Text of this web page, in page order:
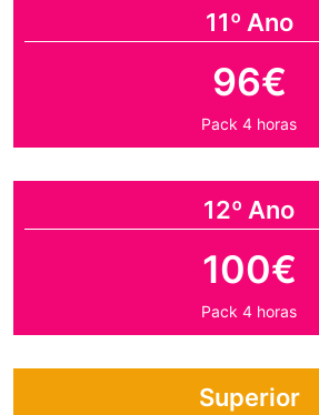
11º Ano
96€
Pack 4 horas
12º Ano
100€
Pack 4 horas
Superior